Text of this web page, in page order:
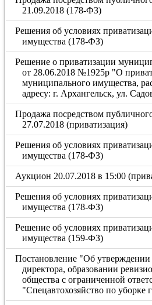
21.09.2018 (178-ФЗ)
Решения об условиях
имущества (178-ФЗ)
Решение о приватизации
от 28.06.2018 №1925р "О
муниципального имущества,
адресу: г. Архангельск, ул.
Продажа посредством
27.07.2018 (приватизация)
Решения об условиях
имущества (178-ФЗ)
Аукцион 20.07.2018 в 15:00
Решения об условиях
имущества (178-ФЗ)
Решение об условиях
имущества (159-ФЗ)
Постановление "Об утверждении
директора, образовании
общества с ограниченной
"Спецавтохозяйство по уборке